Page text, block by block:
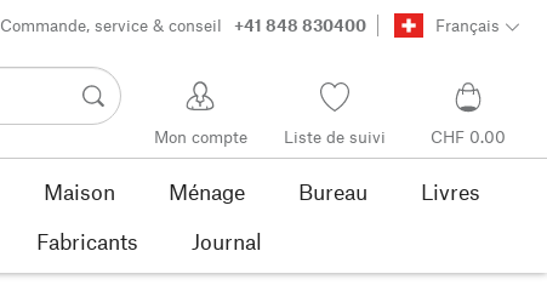
Commande, service & conseil +41 848 830400 Français
Mon compte Liste de suivi CHF 0.00
Maison Ménage Bureau
Livres
Fabricants Journal